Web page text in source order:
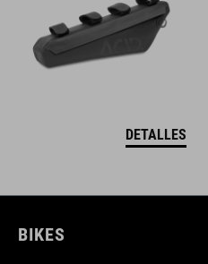
DETALLES
BIKES